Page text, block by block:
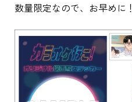
数量限定なので、お早めに！